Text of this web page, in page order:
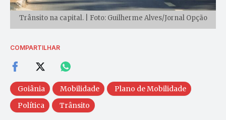
Trânsito na capital. | Foto: Guilherme Alves/Jornal Opção
COMPARTILHAR
Goiânia Mobilidade
Plano de Mobilidade
Política
Trânsito